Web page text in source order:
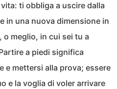
ti obbliga a uscire dalla
in una nuova dimensione in
meglio, in cui sei tu a
a piedi significa
e mettersi alla prova; essere
e la voglia di voler arrivare